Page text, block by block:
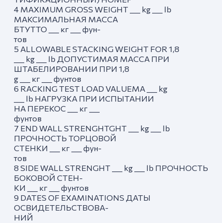
4 MAXIMUM GROSS WEIGHT ___ kg ___ lb
МАКСИМАЛЬНАЯ МАССА
БТУТТО ___ кг ___ фун-
тов
5 ALLOWABLE STACKING WEIGHT FOR 1,8
___ kg ___ lb ДОПУСТИМАЯ МАССА ПРИ
ШТАБЕЛИРОВАНИИ ПРИ 1,8
g ___ кг ___ фунтов
6 RACKING TEST LOAD VALUEMA ___ kg
___ lb НАГРУЗКА ПРИ ИСПЫТАНИИ
НА ПЕРЕКОС ___ кг ___
фунтов
7 END WALL STRENGHTGHT ___ kg ___ lb
ПРОЧНОСТЬ ТОРЦОВОЙ
СТЕНКИ ___ кг ___ фун-
тов
8 SIDE WALL STRENGHT ___ kg ___ lb ПРОЧНОСТЬ
БОКОВОЙ СТЕН-
КИ ___ кг ___ фунтов
9 DATES OF EXAMINATIONS ДАТЫ
ОСВИДЕТЕЛЬСТВОВА-
НИЙ